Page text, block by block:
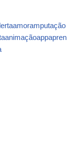
amoramputação
animaçãoappapren